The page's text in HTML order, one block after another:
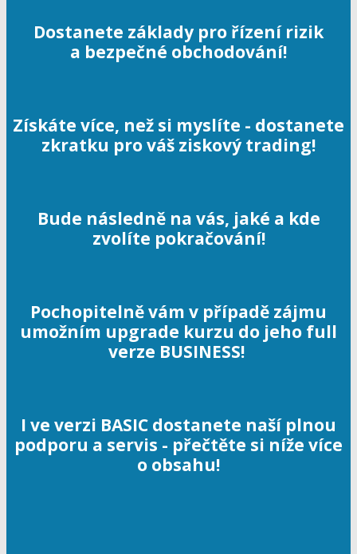
Dostanete základy pro řízení rizik
a bezpečné obchodování!
Získáte více, než si myslíte - dostanete
zkratku pro váš ziskový trading!
Bude následně na vás, jaké a kde
zvolíte pokračování!
Pochopitelně vám v případě zájmu
umožním upgrade kurzu do jeho full
verze BUSINESS!
I ve verzi BASIC dostanete naší plnou
podporu a servis - přečtěte si níže více
o obsahu!